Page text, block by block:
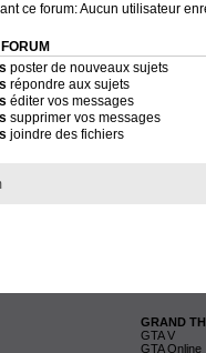
ce forum: Aucun utilisateur
poster de nouveaux sujets
répondre aux sujets
éditer vos messages
supprimer vos messages
joindre des fichiers
GRAND
GTA V
GTA Online